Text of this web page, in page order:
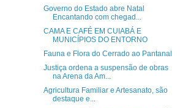
Governo do Estado abre Natal
Encantando com chegad...
CAMA E CAFÉ EM CUIABÁ E
MUNICÍPIOS DO ENTORNO
Fauna e Flora do Cerrado ao Pantanal
Justiça ordena a suspensão de obras
na Arena da Am...
Agricultura Familiar e Artesanato, são
destaque e...